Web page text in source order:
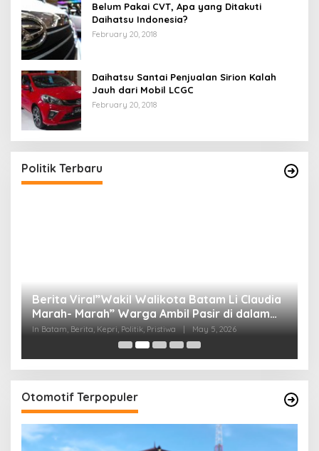
Belum Pakai CVT, Apa yang Ditakuti
Daihatsu Indonesia?
February 20, 2018
Daihatsu Santai Penjualan Sirion Kalah
Jauh dari Mobil LCGC
February 20, 2018
Politik Terbaru
Berita Viral”Wakil Walikota Batam Li Claudia
Marah- Marah” Warga Ambil Pasir di dalam
Parit, Dinilai Rusak Harkat Martabat dan Lukai
Perasaan Warga
In Batam, Berita, Kepri, Politik, Pristiwa May 5, 2026
Otomotif Terpopuler